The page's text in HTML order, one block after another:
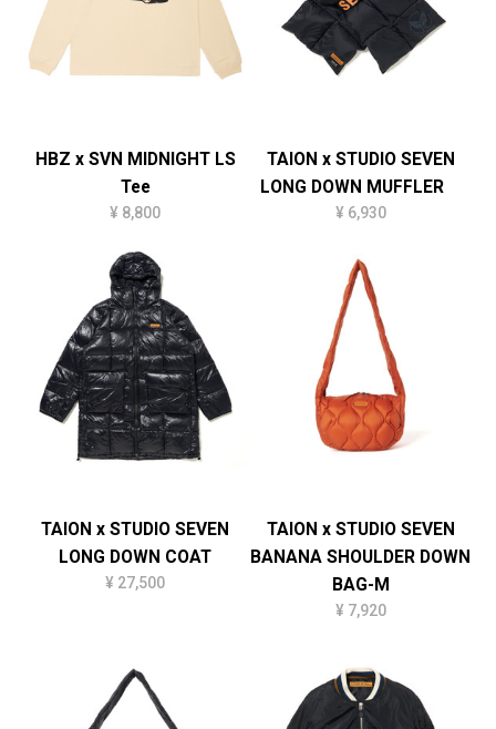
HBZ x SVN MIDNIGHT LS
Tee
¥ 8,800
TAION x STUDIO SEVEN
LONG DOWN MUFFLER
¥ 6,930
TAION x STUDIO SEVEN
LONG DOWN COAT
¥ 27,500
TAION x STUDIO SEVEN
BANANA SHOULDER DOWN
BAG-M
¥ 7,920